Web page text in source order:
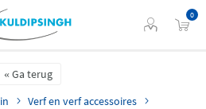
0
Ga terug
Verf en verf accessoires